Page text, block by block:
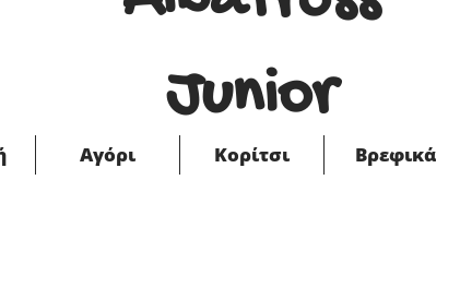
Junior
Αγόρι Κορίτσι Βρεφικά